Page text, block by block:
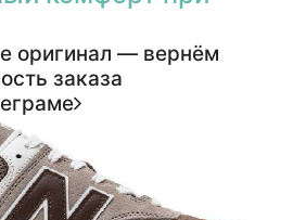
оригинал — вернём
заказа